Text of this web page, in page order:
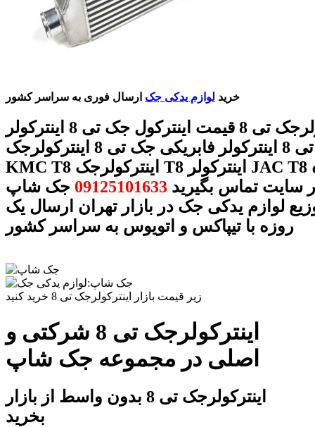
خرید لوازم یدکی جک ارسال فوری به سراسر کشور
اینترکولرجک تی 8 قیمت اینترکول جک تی 8 اینترکولر
اصلی جک تی 8 اینترکولر فابریکی جک تی 8 اینترکولرجک
KMC T8 اینترکولرجک T8 اینترکولر JAC T8 با شماره
سایت تماس بگیرید 09125101633 جک شاپ
لوازم یدکی جک در بازار تهران ارسال یک
روزه با تیپاکس و اتویوس به سراسر کشور
زیر قیمت بازار اینترکولرجک تی 8 خرید کنید
اینترکولرجک تی 8 شرکتی و
اصلی در مجموعه جک شاپ
اینترکولرجک تی 8 بدون واسط از بازار
بخرید